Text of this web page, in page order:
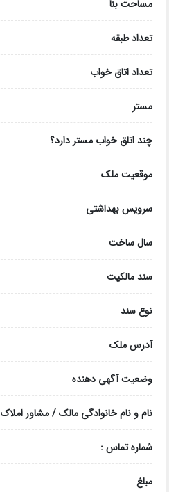
مساحت بنا
تعداد طبقه
تعداد اتاق خواب
مستر
چند اتاق خواب مستر دارد؟
موقعیت ملک
سرویس بهداشتی
سال ساخت
سند مالکیت
نوع سند
آدرس ملک
وضعیت آگهی دهنده
نام و نام خانوادگی مالک / مشاور املاک
شماره تماس :
مبلغ